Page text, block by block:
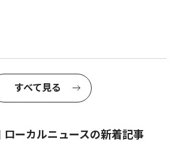
すべて見る
ローカルニュースの新着記事